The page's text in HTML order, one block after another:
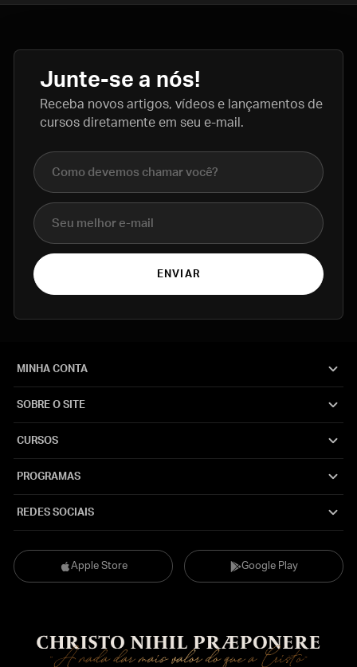
Junte-se a nós!
Receba novos artigos, vídeos e lançamentos de
cursos diretamente em seu e-mail.
Nome completo
E-mail
ENVIAR
Apple Store Google Play
MINHA CONTA
SOBRE O SITE
CURSOS
PROGRAMAS
REDES SOCIAIS